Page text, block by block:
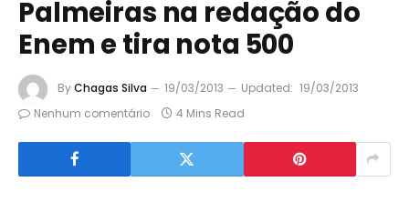
Palmeiras na redação do
Enem e tira nota 500
ByChagas Silva 19/03/2013 Updated: 19/03/2013
Nenhum comentário
4 Mins Read